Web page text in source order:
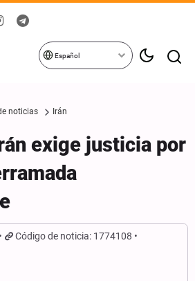
Español
noticias Irán
exige justicia por
Código de noticia: 1774108